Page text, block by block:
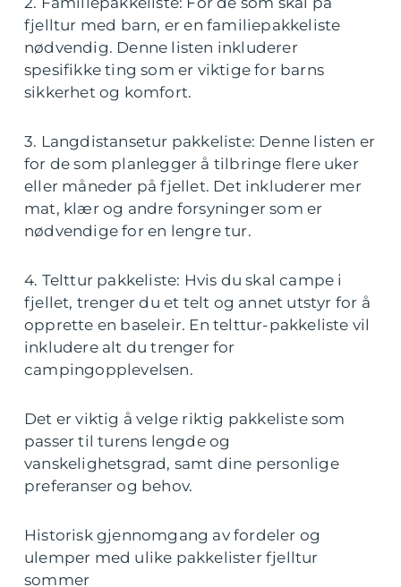
fjelltur med barn, er en familiepakkeliste
nødvendig. Denne listen inkluderer
spesifikke ting som er viktige for barns
sikkerhet og komfort.
3. Langdistansetur pakkeliste: Denne listen er
for de som planlegger å tilbringe flere uker
eller måneder på fjellet. Det inkluderer mer
mat, klær og andre forsyninger som er
nødvendige for en lengre tur.
4. Telttur pakkeliste: Hvis du skal campe i
fjellet, trenger du et telt og annet utstyr for å
opprette en baseleir. En telttur-pakkeliste vil
inkludere alt du trenger for
campingopplevelsen.
Det er viktig å velge riktig pakkeliste som
passer til turens lengde og
vanskelighetsgrad, samt dine personlige
preferanser og behov.
Historisk gjennomgang av fordeler og
ulemper med ulike pakkelister fjelltur
sommer